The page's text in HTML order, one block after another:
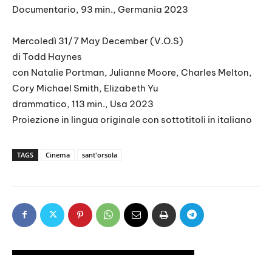
Documentario, 93 min., Germania 2023
Mercoledì 31/7 May December (V.O.S)
di Todd Haynes
con Natalie Portman, Julianne Moore, Charles Melton,
Cory Michael Smith, Elizabeth Yu
drammatico, 113 min., Usa 2023
Proiezione in lingua originale con sottotitoli in italiano
TAGS Cinema sant'orsola